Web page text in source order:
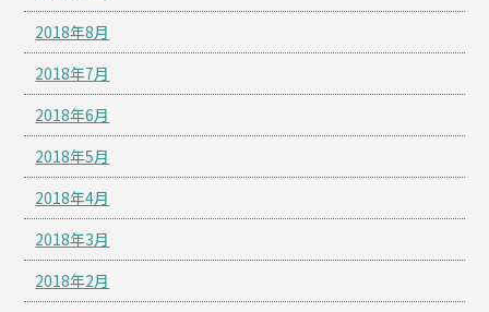
2018年8月
2018年7月
2018年6月
2018年5月
2018年4月
2018年3月
2018年2月